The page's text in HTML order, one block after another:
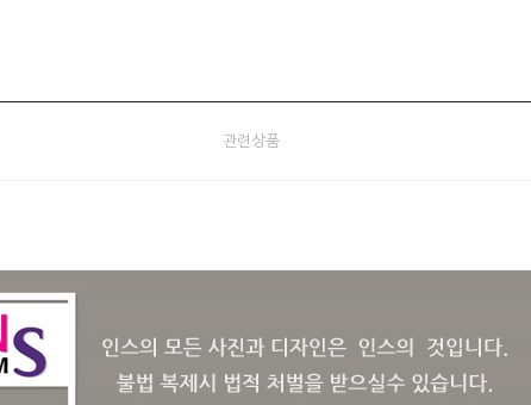
관련상품